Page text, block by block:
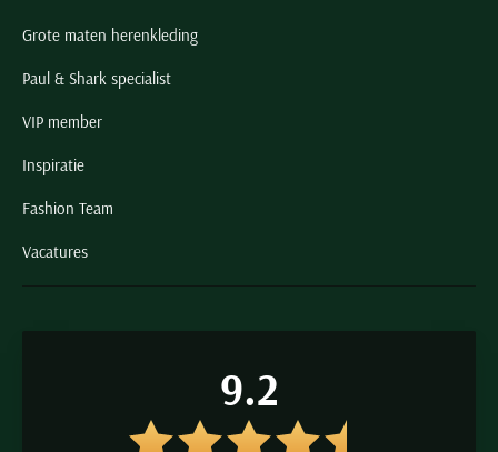
Grote maten herenkleding
Paul & Shark specialist
VIP member
Inspiratie
Fashion Team
Vacatures
9.2